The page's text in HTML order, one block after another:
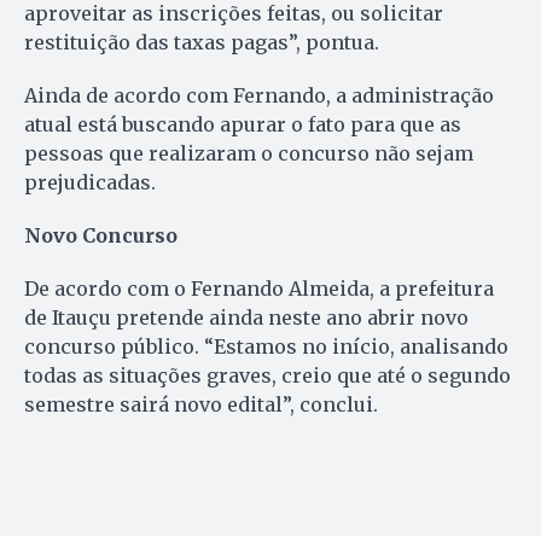
aproveitar as inscrições feitas, ou solicitar
restituição das taxas pagas”, pontua.
Ainda de acordo com Fernando, a administração
atual está buscando apurar o fato para que as
pessoas que realizaram o concurso não sejam
prejudicadas.
Novo Concurso
De acordo com o Fernando Almeida, a prefeitura
de Itauçu pretende ainda neste ano abrir novo
concurso público. “Estamos no início, analisando
todas as situações graves, creio que até o segundo
semestre sairá novo edital”, conclui.